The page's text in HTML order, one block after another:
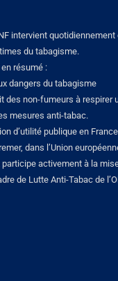
intervient
du tabagisme.
en résumé :
dangers du tabagisme
des non-fumeurs à respirer
mesures anti-tabac.
d’utilité publique en
dans l’Union
participe activement à la
de Lutte Anti-Tabac de